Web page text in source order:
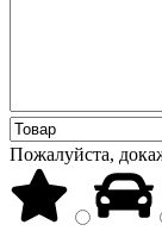
Пожалуйста,